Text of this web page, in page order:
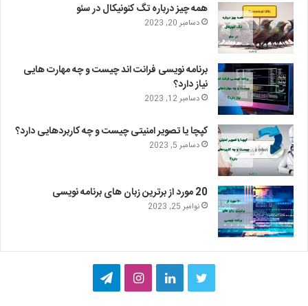
همه چیز درباره تگ کنونیکال در سئو
دسامبر 20, 2023
برنامه نویسی فرانت اند چیست و چه مهارت هایی
نیاز دارد؟
دسامبر 12, 2023
کپچا یا تصویر امنیتی چیست و چه کاربردهایی دارد؟
دسامبر 5, 2023
20 مورد از برترین زبان های برنامه نویسی
نوامبر 25, 2023